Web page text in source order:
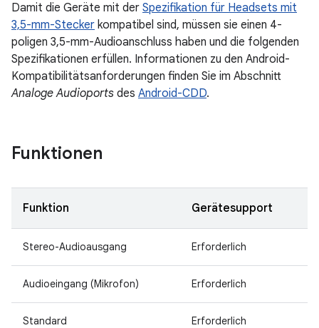
Damit die Geräte mit der Spezifikation für Headsets mit
3,5-mm-Stecker kompatibel sind, müssen sie einen 4-
poligen 3,5-mm-Audioanschluss haben und die folgenden
Spezifikationen erfüllen. Informationen zu den Android-
Kompatibilitätsanforderungen finden Sie im Abschnitt
Analoge Audioports des Android-CDD.
Funktionen
Funktion Gerätesupport
Stereo-Audioausgang Erforderlich
Audioeingang (Mikrofon) Erforderlich
Standard Erforderlich